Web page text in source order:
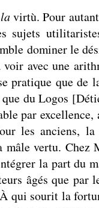
virtù. Pour
sujets
dominer le
avec une
pratique que
du Logos
par excellence,
les anciens, la
mâle vertu. Chez
la part du
âgés que par
qui sourit la